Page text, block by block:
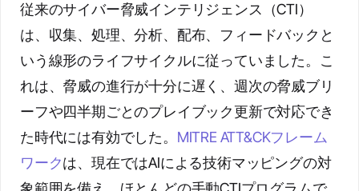
従来のサイバー脅威インテリジェンス（CTI）
は、収集、処理、分析、配布、フィードバックと
いう線形のライフサイクルに従っていました。こ
れは、脅威の進行が十分に遅く、週次の脅威ブリ
ーフや四半期ごとのプレイブック更新で対応でき
た時代には有効でした。 MITRE ATT&CKフレーム
ワークは、現在ではAIによる技術マッピングの対